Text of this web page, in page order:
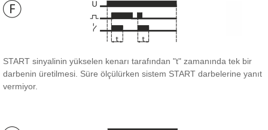
START sinyalinin yükselen kenarı tarafından "t" zamanında tek bir
darbenin üretilmesi. Süre ölçülürken sistem START darbelerine yanıt
vermiyor.